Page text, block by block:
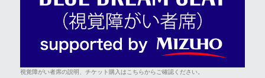
視覚障がい者席の説明、チケット購入はこちらからご確認ください。